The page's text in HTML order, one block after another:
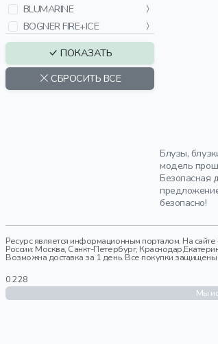
BLUMARINE
BOGNER FIRE+ICE
BOSS
BUNGLY
GERTRUDE+GASTON
HERNO
IRO
ПОКАЗАТЬ
СБРОСИТЬ ВСЕ
Блузы,
модель
Безопасная
безопасно!
Ресурс является информационным порталом. На
России: Москва, Санкт-Петербург,
Возможна доставка за 1 день. Все покупки защищены
0.228
Мы